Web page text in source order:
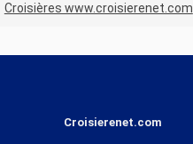
Croisières www.croisierenet.com
Croisierenet.com